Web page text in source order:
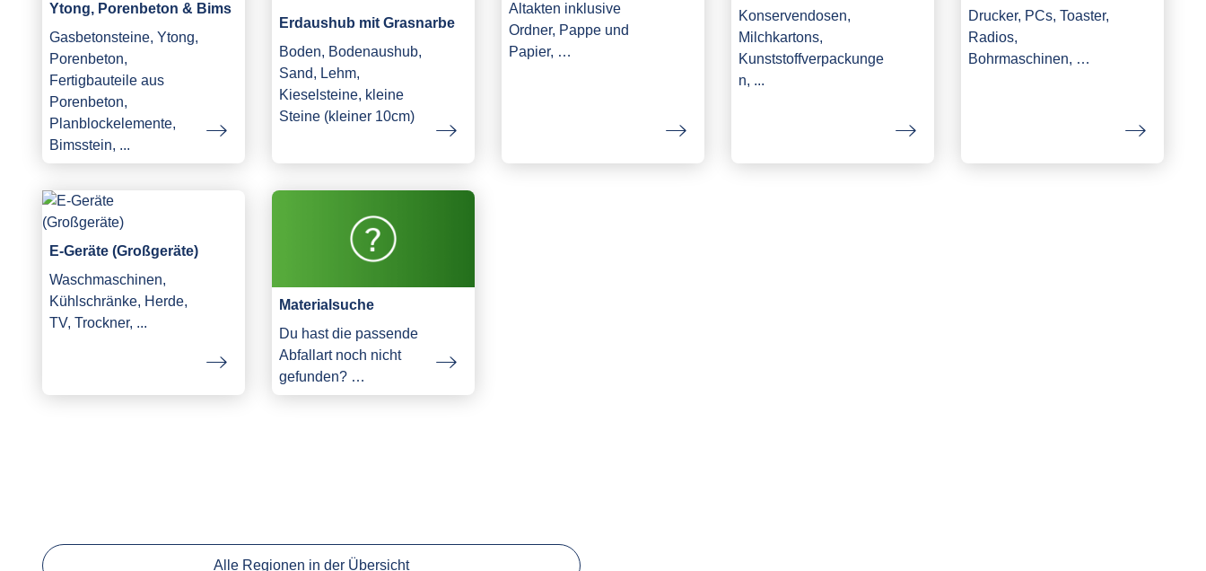
Ytong, Porenbeton & Bims
Gasbetonsteine, Ytong,
Porenbeton,
Fertigbauteile aus
Porenbeton,
Planblockelemente,
Bimsstein, ...
Erdaushub mit Grasnarbe
Boden, Bodenaushub,
Sand, Lehm,
Kieselsteine, kleine
Steine (kleiner 10cm)
Altakten inklusive
Ordner, Pappe und
Papier, …
Konservendosen,
Milchkartons,
Kunststoffverpackunge
n, ...
Drucker, PCs, Toaster,
Radios,
Bohrmaschinen, …
E-Geräte (Großgeräte)
Waschmaschinen,
Kühlschränke, Herde,
TV, Trockner, ...
Materialsuche
Du hast die passende
Abfallart noch nicht
gefunden? …
Alle Regionen in der Übersicht